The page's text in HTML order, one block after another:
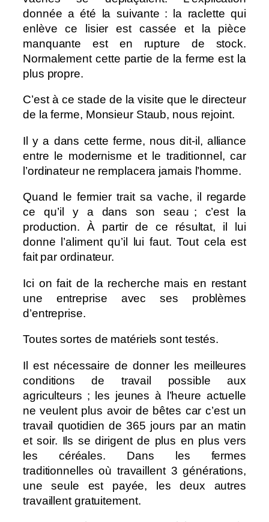
donnée a été la suivante : la raclette qui
enlève ce lisier est cassée et la pièce
manquante est en rupture de stock.
Normalement cette partie de la ferme est la
plus propre.
C’est à ce stade de la visite que le directeur
de la ferme, Monsieur Staub, nous rejoint.
Il y a dans cette ferme, nous dit-il, alliance
entre le modernisme et le traditionnel, car
l’ordinateur ne remplacera jamais l’homme.
Quand le fermier trait sa vache, il regarde
ce qu’il y a dans son seau ; c’est la
production. À partir de ce résultat, il lui
donne l’aliment qu’il lui faut. Tout cela est
fait par ordinateur.
Ici on fait de la recherche mais en restant
une entreprise avec ses problèmes
d’entreprise.
Toutes sortes de matériels sont testés.
Il est nécessaire de donner les meilleures
conditions de travail possible aux
agriculteurs ; les jeunes à l’heure actuelle
ne veulent plus avoir de bêtes car c’est un
travail quotidien de 365 jours par an matin
et soir. Ils se dirigent de plus en plus vers
les céréales. Dans les fermes
traditionnelles où travaillent 3 générations,
une seule est payée, les deux autres
travaillent gratuitement.